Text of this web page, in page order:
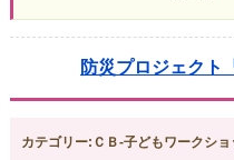
防災プロジェクト
カテゴリー:ＣＢ-子どもワークシ